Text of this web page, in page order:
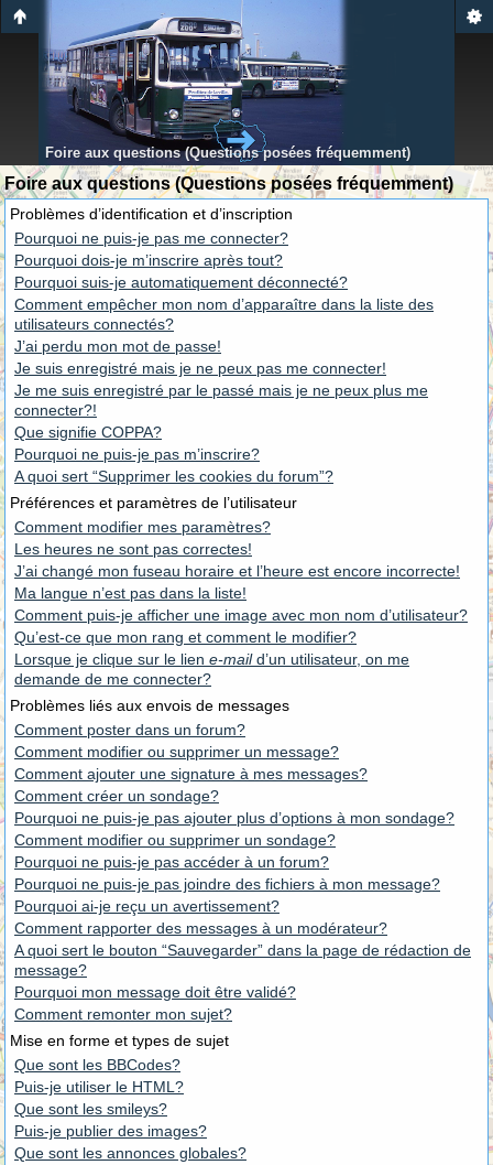
Foire aux questions (Questions posées fréquemment)
Foire aux questions (Questions posées fréquemment)
Problèmes d’identification et d’inscription
Pourquoi ne puis-je pas me connecter?
Pourquoi dois-je m’inscrire après tout?
Pourquoi suis-je automatiquement déconnecté?
Comment empêcher mon nom d’apparaître dans la liste des
utilisateurs connectés?
J’ai perdu mon mot de passe!
Je suis enregistré mais je ne peux pas me connecter!
Je me suis enregistré par le passé mais je ne peux plus me
connecter?!
Que signifie COPPA?
Pourquoi ne puis-je pas m’inscrire?
A quoi sert “Supprimer les cookies du forum”?
Préférences et paramètres de l’utilisateur
Comment modifier mes paramètres?
Les heures ne sont pas correctes!
J’ai changé mon fuseau horaire et l’heure est encore incorrecte!
Ma langue n’est pas dans la liste!
Comment puis-je afficher une image avec mon nom d’utilisateur?
Qu’est-ce que mon rang et comment le modifier?
Lorsque je clique sur le lien e-maild’un utilisateur, on me
demande de me connecter?
Problèmes liés aux envois de messages
Comment poster dans un forum?
Comment modifier ou supprimer un message?
Comment ajouter une signature à mes messages?
Comment créer un sondage?
Pourquoi ne puis-je pas ajouter plus d’options à mon sondage?
Comment modifier ou supprimer un sondage?
Pourquoi ne puis-je pas accéder à un forum?
Pourquoi ne puis-je pas joindre des fichiers à mon message?
Pourquoi ai-je reçu un avertissement?
Comment rapporter des messages à un modérateur?
A quoi sert le bouton “Sauvegarder” dans la page de rédaction de
message?
Pourquoi mon message doit être validé?
Comment remonter mon sujet?
Mise en forme et types de sujet
Que sont les BBCodes?
Puis-je utiliser le HTML?
Que sont les smileys?
Puis-je publier des images?
Que sont les annonces globales?